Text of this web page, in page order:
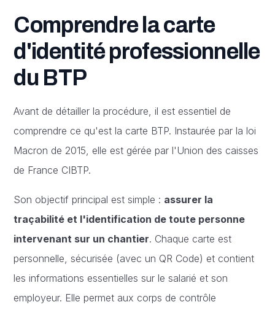
Comprendre la carte
d'identité professionnelle
du BTP
Avant de détailler la procédure, il est essentiel de
comprendre ce qu'est la carte BTP. Instaurée par la loi
Macron de 2015, elle est gérée par l'Union des caisses
de France CIBTP.
Son objectif principal est simple : assurer la
traçabilité et l'identification de toute personne
intervenant sur un chantier. Chaque carte est
personnelle, sécurisée (avec un QR Code) et contient
les informations essentielles sur le salarié et son
employeur. Elle permet aux corps de contrôle